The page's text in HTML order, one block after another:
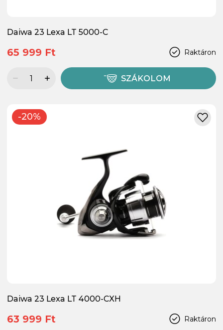
Daiwa 23 Lexa LT 5000-C
Raktáron
65 999 Ft
SZÁKOLOM
-20%
Daiwa 23 Lexa LT 4000-CXH
Raktáron
63 999 Ft